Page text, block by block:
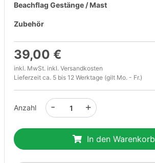
Beachflag Gestänge / Mast
Zubehör
39,00 €
inkl. MwSt. inkl. Versandkosten
Lieferzeit ca. 5 bis 12 Werktage (gilt Mo. - Fr.)
Anzahl +
-
In den Warenkorb